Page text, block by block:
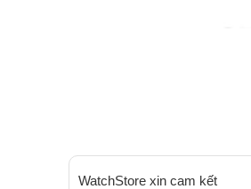
WatchStore xin cam kết